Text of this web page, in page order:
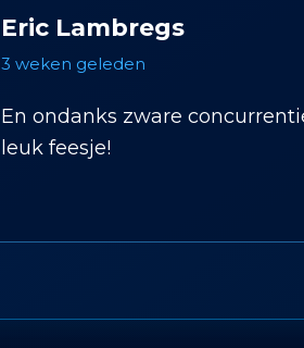
Eric Lambregs
3 weken geleden
En ondanks zware
leuk feesje!